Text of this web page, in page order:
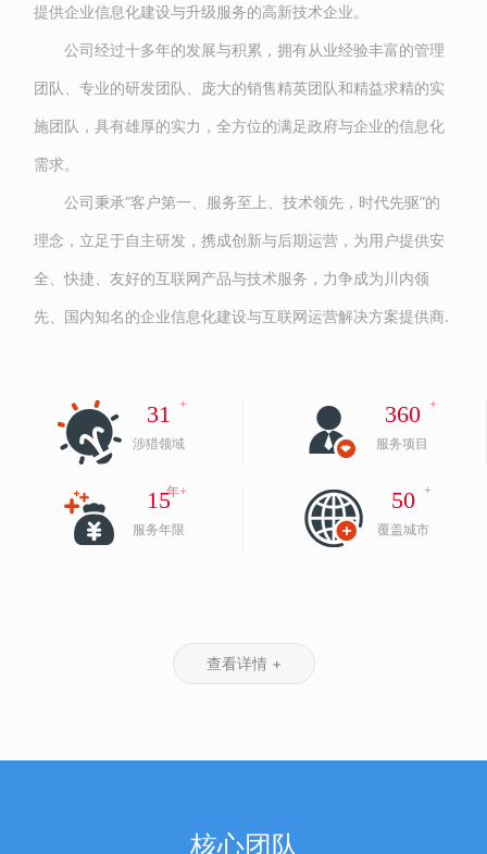
提供企业信息化建设与升级服务的高新技术企业。
公司经过十多年的发展与积累，拥有从业经验丰富的管理
团队、专业的研发团队、庞大的销售精英团队和精益求精的实
施团队，具有雄厚的实力，全方位的满足政府与企业的信息化
需求。
公司秉承“客户第一、服务至上、技术领先，时代先驱”的
理念，立足于自主研发，携成创新与后期运营，为用户提供安
全、快捷、友好的互联网产品与技术服务，力争成为川内领
先、国内知名的企业信息化建设与互联网运营解决方案提供商.
31 +
涉猎领域
360 +
服务项目
15年+
服务年限
50 +
覆盖城市
查看详情 +
核心团队